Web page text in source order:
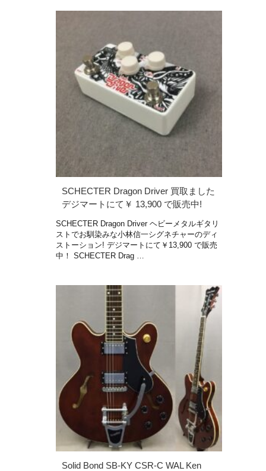
SCHECTER Dragon Driver 買取ました
デジマートにて￥ 13,900 で販売中!
SCHECTER Dragon Driver ヘビーメタルギタリ
ストでお馴染みな小林信一シグネチャーのディ
ストーション! デジマートにて￥13,900 で販売
中！ SCHECTER Drag …
Solid Bond SB-KY CSR-C WAL Ken